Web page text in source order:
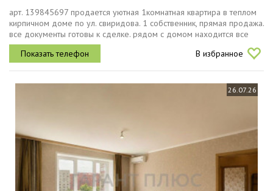
арт. 139845697 продается уютная 1комнатная квартира в теплом
кирпичном доме по ул. свиридова. 1 собственник, прямая продажа.
все документы готовы к сделке. рядом с домом находится все
необходимое, детские сады, школа, пункты выдачи, торговый
центр...
В избранное
26.07.26